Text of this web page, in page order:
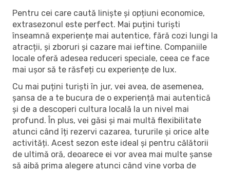
Pentru cei care caută liniște și opțiuni economice,
extrasezonul este perfect. Mai puțini turiști
înseamnă experiențe mai autentice, fără cozi lungi la
atracții, și zboruri și cazare mai ieftine. Companiile
locale oferă adesea reduceri speciale, ceea ce face
mai ușor să te răsfeți cu experiențe de lux.
Cu mai puțini turiști în jur, vei avea, de asemenea,
șansa de a te bucura de o experiență mai autentică
și de a descoperi cultura locală la un nivel mai
profund. În plus, vei găsi și mai multă flexibilitate
atunci când îți rezervi cazarea, tururile și orice alte
activități. Acest sezon este ideal și pentru călătorii
de ultimă oră, deoarece ei vor avea mai multe șanse
să aibă prima alegere atunci când vine vorba de